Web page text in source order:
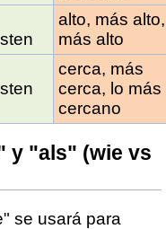
alto, más
más alto
cerca, más
cerca, lo más
cercano
y "als" (wie vs
se usará para